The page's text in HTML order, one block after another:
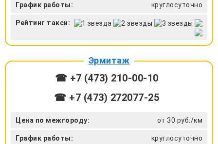
График работы: круглосуточно
Рейтинг такси:
Эрмитаж
☎ +7 (473) 210-00-10
☎ +7 (473) 272077-25
Цена по межгороду: от 30 руб./км
График работы: круглосуточно